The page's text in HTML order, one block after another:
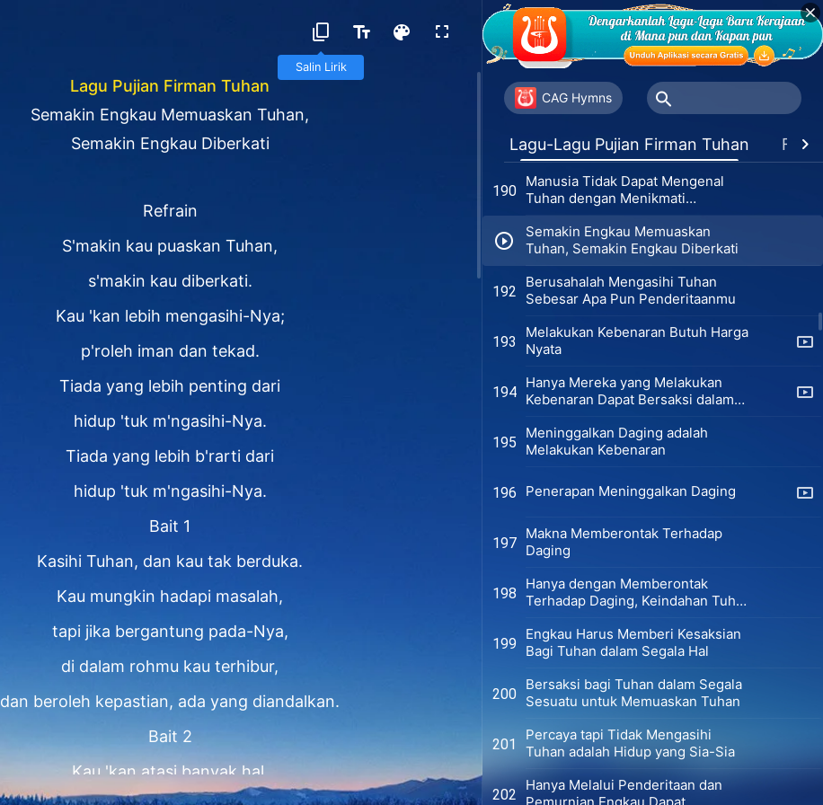
Salin Lirik
Lagu Pujian Firman Tuhan
Semakin Engkau Memuaskan Tuhan,
Semakin Engkau Diberkati
Refrain
S'makin kau puaskan Tuhan,
s'makin kau diberkati.
Kau 'kan lebih mengasihi-Nya;
p'roleh iman dan tekad.
Tiada yang lebih penting dari
hidup 'tuk m'ngasihi-Nya.
Tiada yang lebih b'rarti dari
hidup 'tuk m'ngasihi-Nya.
Bait 1
Kasihi Tuhan, dan kau tak berduka.
Kau mungkin hadapi masalah,
tapi jika bergantung pada-Nya,
di dalam rohmu kau terhibur,
dan beroleh kepastian, ada yang diandalkan.
Bait 2
Kau 'kan atasi banyak hal,
CAG Hymns
Lagu-Lagu Pujian Firman Tuhan
187
Hanya Lewat Ujian yang
Menyakitkan, Kau Dapat Mengenal
Keindahan Tuhan
188
Hanya Melalui Penderitaan dan
Ujian, Engkau Dapat Sungguh-
Sungguh Mengasihi Tuhan
189
adalah untuk Menyempurnakan dan
Mengasihi Manusia
190
Manusia Tidak Dapat Mengenal
Tuhan dengan Menikmati
Anugerah-Nya
Semakin Engkau Memuaskan
Tuhan, Semakin Engkau Diberkati
192
Berusahalah Mengasihi Tuhan
Sebesar Apa Pun Penderitaanmu
193
Melakukan Kebenaran Butuh Harga
Nyata
194
Hanya Mereka yang Melakukan
Kebenaran Dapat Bersaksi dalam
195
Meninggalkan Daging adalah
Melakukan Kebenaran
196 Penerapan Meninggalkan Daging
197
Makna Memberontak Terhadap
Daging
198
Hanya dengan Memberontak
Terhadap Daging, Keindahan Tuhan
199
Engkau Harus Memberi Kesaksian
Bagi Tuhan dalam Segala Hal
200
Bersaksi bagi Tuhan dalam Segala
Sesuatu untuk Memuaskan Tuhan
201
Percaya tapi Tidak Mengasihi
Tuhan adalah Hidup yang Sia-Sia
202
Hanya Melalui Penderitaan dan